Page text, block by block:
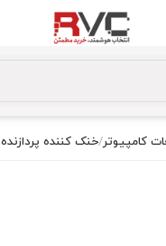
کامپیوتر/خنک کننده پردازنده